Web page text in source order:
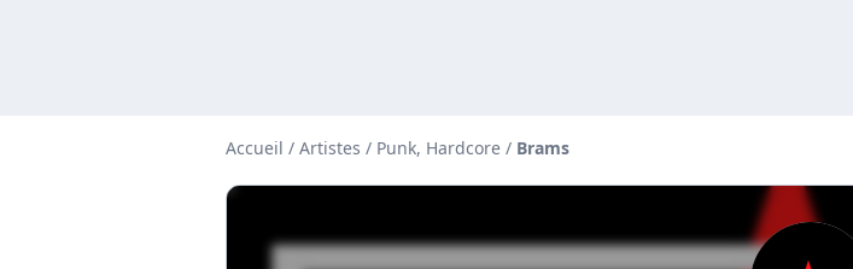
Accueil / Artistes / Punk, Hardcore / Brams